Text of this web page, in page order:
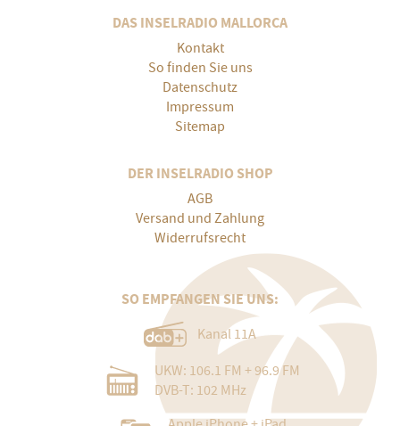
DAS INSELRADIO MALLORCA
Kontakt
So finden Sie uns
Datenschutz
Impressum
Sitemap
DER INSELRADIO SHOP
AGB
Versand und Zahlung
Widerrufsrecht
SO EMPFANGEN SIE UNS:
Kanal 11A
UKW: 106.1 FM + 96.9 FM
DVB-T: 102 MHz